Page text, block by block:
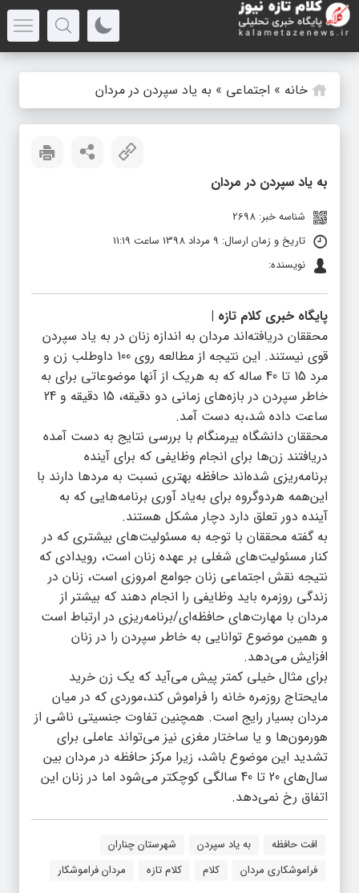
خانه » اجتماعی » به یاد سپردن در مردان
به یاد سپردن در مردان
شناسه خبر: 2698
تاریخ و زمان ارسال: 9 مرداد 1398 ساعت 11:19
نویسنده:
پایگاه خبری کلام تازه |
محققان دریافته‌اند مردان به اندازه زنان در به یاد سپردن
قوی نیستند. این نتیجه از مطالعه روی 100 داوطلب زن و
مرد 15 تا 40 ساله که به هریک از آنها موضوعاتی برای به
خاطر سپردن در بازه‌های زمانی دو دقیقه، 15 دقیقه و 24
ساعت داده شد،‌به دست آمد.
محققان دانشگاه بیرمنگام با بررسی نتایج به دست آمده
دریافتند زن‌ها برای انجام وظایفی که برای آینده
برنامه‌ریزی شده‌اند حافظه بهتری نسبت به مردها دارند با
این‌همه هردوگروه برای به‌یاد آوری برنامه‌هایی که به
آینده دور تعلق دارد دچار مشکل هستند.
به گفته محققان با توجه به مسئولیت‌های بیشتری که در
کنار مسئولیت‌های شغلی بر عهده زنان است، رویدادی که
نتیجه نقش اجتماعی زنان جوامع امروزی است، زنان در
زندگی روزمره باید وظایفی را انجام دهند که بیشتر از
مردان با مهارت‌های حافظه‌ای/برنامه‌ریزی در ارتباط است
و همین موضوع توانایی به خاطر سپردن را در زنان
افزایش می‌دهد.
برای مثال خیلی کمتر پیش می‌آید که یک زن خرید
مایحتاج روزمره خانه را فراموش کند،‌موردی که در میان
مردان بسیار رایج است. همچنین تفاوت جنسیتی ناشی از
هورمون‌ها و یا ساختار مغزی نیز می‌تواند عاملی برای
تشدید این موضوع باشد، زیرا مرکز حافظه در مردان بین
سال‌های 20 تا 40 سالگی کوچکتر می‌شود اما در زنان این
اتفاق رخ نمی‌دهد.
افت حافظه به یاد سپردن
شهرستان چناران
فراموشکاری مردان
کلام کلام تازه مردان فراموشکار